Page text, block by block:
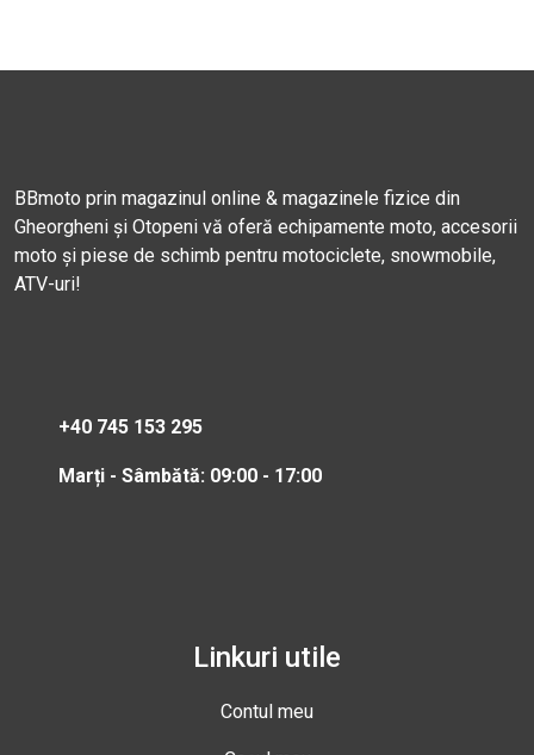
BBmoto prin magazinul online & magazinele fizice din
Gheorgheni și Otopeni vă oferă echipamente moto, accesorii
moto și piese de schimb pentru motociclete, snowmobile,
ATV-uri!
+40 745 153 295
Marți - Sâmbătă: 09:00 - 17:00
Linkuri utile
Contul meu